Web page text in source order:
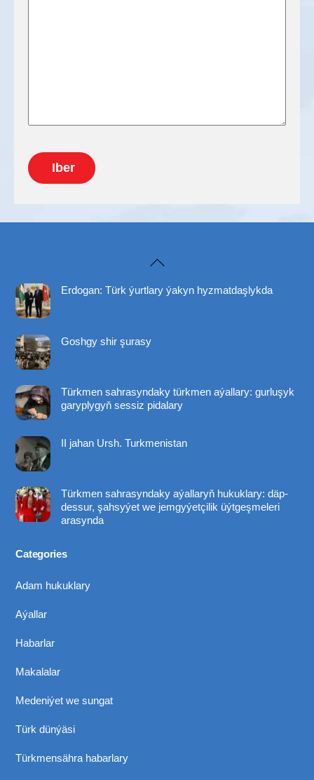
Iber
Back
Erdogan: Türk ýurtlary ýakyn hyzmatdaşlykda
Goshgy shir şurasy
Türkmen sahrasyndaky türkmen aýallary: gurluşyk
garyplygyň sessiz pidalary
II jahan Ursh. Turkmenistan
Türkmen sahrasyndaky aýallaryň hukuklary: däp-
dessur, şahsyýet we jemgyýetçilik üýtgeşmeleri
arasynda
Categories
Adam hukuklary
Aýallar
Habarlar
Makalalar
Medeniýet we sungat
Türk dünýäsi
Türkmensähra habarlary